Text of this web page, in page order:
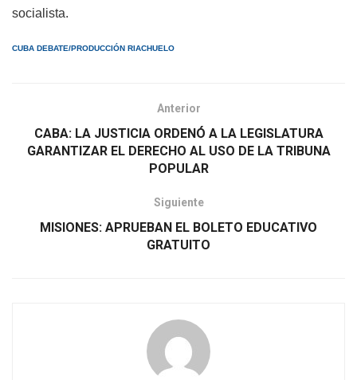
socialista.
CUBA DEBATE/PRODUCCIÓN RIACHUELO
Anterior
CABA: LA JUSTICIA ORDENÓ A LA LEGISLATURA
GARANTIZAR EL DERECHO AL USO DE LA TRIBUNA
POPULAR
Siguiente
MISIONES: APRUEBAN EL BOLETO EDUCATIVO
GRATUITO